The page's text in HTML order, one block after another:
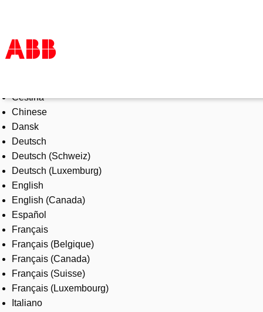
Products & Solutions
Industries
Services
About us
Where to buy
Contact us
Careers
Čeština
Chinese
Dansk
Deutsch
Deutsch (Schweiz)
Deutsch (Luxemburg)
English
English (Canada)
Español
Français
Français (Belgique)
Français (Canada)
Français (Suisse)
Français (Luxembourg)
Italiano